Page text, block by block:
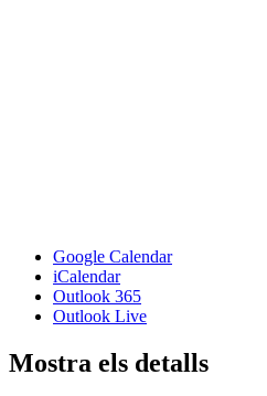
Google Calendar
iCalendar
Outlook 365
Outlook Live
Mostra els detalls